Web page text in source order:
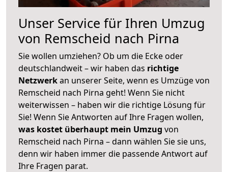
Unser Service für Ihren Umzug
von Remscheid nach Pirna
Sie wollen umziehen? Ob um die Ecke oder
deutschlandweit – wir haben das richtige
Netzwerkan unserer Seite, wenn es Umzüge von
Remscheid nach Pirna geht! Wenn Sie nicht
weiterwissen – haben wir die richtige Lösung für
Sie! Wenn Sie Antworten auf Ihre Fragen wollen,
was kostet überhaupt mein Umzug von
Remscheid nach Pirna – dann wählen Sie sie uns,
denn wir haben immer die passende Antwort auf
Ihre Fragen parat.